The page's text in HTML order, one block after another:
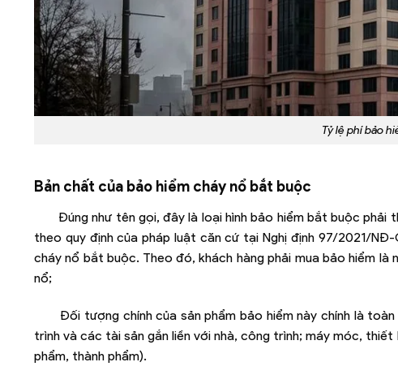
Tỷ lệ phí bảo
Bản chất của bảo hiểm cháy nổ bắt buộc
Đúng như tên gọi, đây là loại hình bảo hiểm bắt buộc
theo quy định của pháp luật căn cứ tại Nghị định 97/2021/
cháy nổ bắt buộc. Theo đó, khách hàng phải mua bảo hiểm
nổ;
Đối tượng chính của sản phẩm bảo hiểm này chính là
trình và các tài sản gắn liền với nhà, công trình; máy móc,
phẩm, thành phẩm).